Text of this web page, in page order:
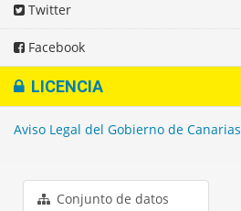
Twitter
Facebook
LICENCIA
Aviso Legal del Gobierno de Canarias
Conjunto de datos